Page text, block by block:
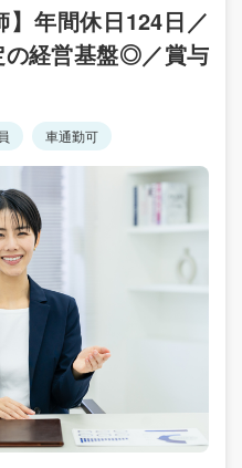
年間休日124日／
の経営基盤◎／賞与
車通勤可